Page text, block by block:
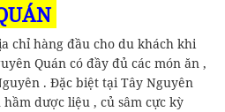
chỉ hàng đầu cho du khách khi
Quán có đầy đủ các món ăn ,
. Đặc biệt tại Tây Nguyên
dược liệu , củ sâm cực kỳ